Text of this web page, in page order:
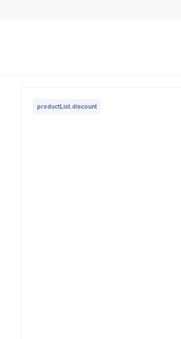
productList.discount